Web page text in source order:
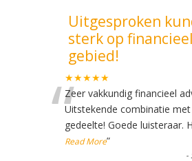
Uitgesproken
sterk op financieel
gebied!
★★★★★
“Zeer vakkundig financieel
Uitstekende combinatie
gedeelte! Goede luisteraar.
Read More”
-